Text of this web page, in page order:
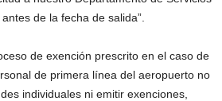
de la fecha de salida”.
de exención prescrito en el caso de
de primera línea del aeropuerto no
individuales ni emitir exenciones,